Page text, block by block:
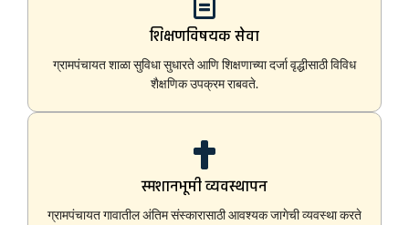
शिक्षणविषयक सेवा
ग्रामपंचायत शाळा सुविधा सुधारते आणि शिक्षणाच्या दर्जा वृद्धीसाठी विविध
शैक्षणिक उपक्रम राबवते.
स्मशानभूमी व्यवस्थापन
ग्रामपंचायत गावातील अंतिम संस्कारासाठी आवश्यक जागेची व्यवस्था करते